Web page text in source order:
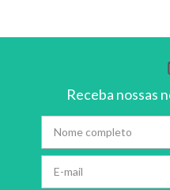
Receba nossas